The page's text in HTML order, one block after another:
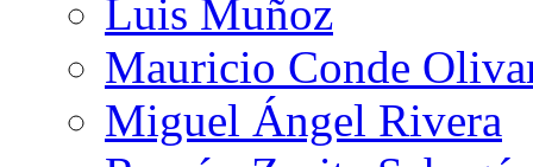
Luis Muñoz
Mauricio Conde
Miguel Ángel Rivera